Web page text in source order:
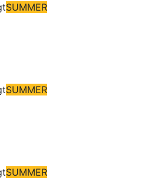
SUMMER
SUMMER
SUMMER